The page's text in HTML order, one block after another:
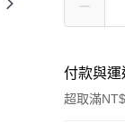
付款與運
超取滿